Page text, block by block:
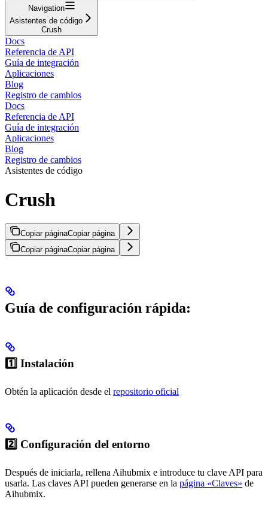
Navigation
Asistentes de código
Crush
Docs
Referencia de API
Guía de integración
Aplicaciones
Blog
Registro de cambios
Docs
Referencia de API
Guía de integración
Aplicaciones
Blog
Registro de cambios
Asistentes de código
Crush
Copiar páginaCopiar página
Copiar páginaCopiar página
Guía de configuración rápida:
1️⃣ Instalación
Obtén la aplicación desde el repositorio oficial
2️⃣ Configuración del entorno
Después de iniciarla, rellena Aihubmix e introduce tu clave API para
usarla. Las claves API pueden generarse en la página «Claves» de
Aihubmix.